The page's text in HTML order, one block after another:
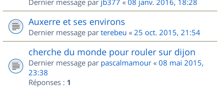
Auxerre et ses environs
Dernier message par terebeu « 25 oct. 2015, 21:54
cherche du monde pour rouler sur dijon
Dernier message par pascalmamour « 08 mai 2015,
23:38
Réponses : 1